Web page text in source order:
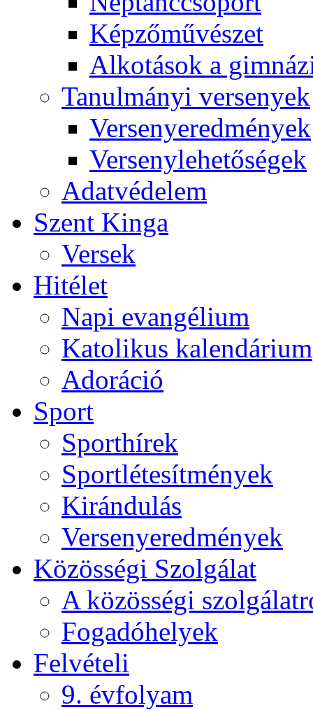
Képzőművészet
Alkotások a
Tanulmányi versenyek
Versenyeredmények
Versenylehetőségek
Adatvédelem
Szent Kinga
Versek
Hitélet
Napi evangélium
Katolikus kalendárium
Adoráció
Sport
Sporthírek
Sportlétesítmények
Kirándulás
Versenyeredmények
Közösségi Szolgálat
A közösségi
Fogadóhelyek
Felvételi
9. évfolyam